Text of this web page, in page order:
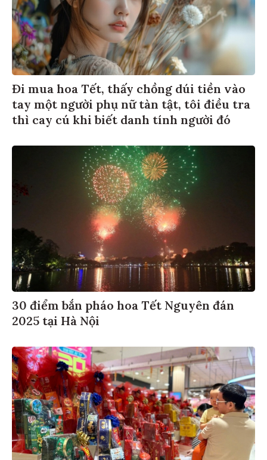
Đi mua hoa Tết, thấy chồng dúi tiền vào
tay một người phụ nữ tàn tật, tôi điều tra
thì cay cú khi biết danh tính người đó
30 điểm bắn pháo hoa Tết Nguyên đán
2025 tại Hà Nội